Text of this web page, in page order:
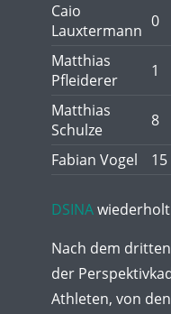
Caio
Lauxtermann 0
Matthias
Pfleiderer
1
Matthias
Schulze
8
Fabian Vogel
15
DSINAwiederholt
Nach dem
der
Athleten, von